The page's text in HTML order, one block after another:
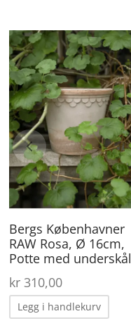
Bergs Københavner
RAW Rosa, Ø 16cm,
Potte med underskål
kr310,00
Legg i handlekurv